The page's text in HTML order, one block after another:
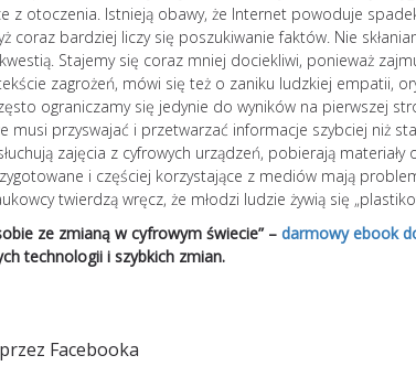
z otoczenia. Istnieją obawy, że Internet powoduje
coraz bardziej liczy się poszukiwanie faktów. Nie
Stajemy się coraz mniej dociekliwi, ponieważ
zagrożeń, mówi się też o zaniku ludzkiej empatii,
ograniczamy się jedynie do wyników na pierwszej
musi przyswajać i przetwarzać informacje szybciej niż
zajęcia z cyfrowych urządzeń, pobierają
i częściej korzystające z mediów mają
twierdzą wręcz, że młodzi ludzie żywią się
ze zmianą w cyfrowym świecie” – darmowy ebook
technologii i szybkich zmian.
Facebooka